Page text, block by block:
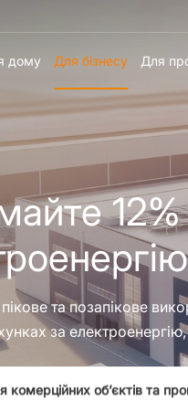
дому Для бізнесу Для
12%
та позапікове
за
комерційних обʼєктів та